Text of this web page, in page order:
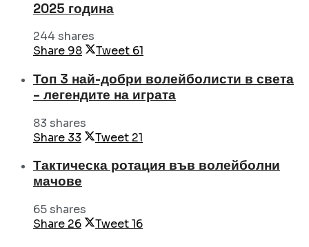
2025 година
244 shares
Share 98 Tweet 61
Топ 3 най-добри волейболисти в света
– легендите на играта
83 shares
Share 33 Tweet 21
Тактическа ротация във волейболни
мачове
65 shares
Share 26 Tweet16